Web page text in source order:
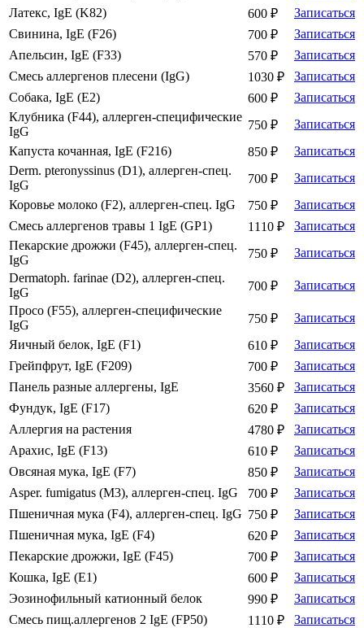
Латекс, IgE (K82)
600 ₽
Записаться
Свинина, IgE (F26)
700 ₽
Записаться
Апельсин, IgE (F33)
570 ₽
Записаться
Смесь аллергенов плесени (IgG)
1030 ₽
Записаться
Собака, IgE (E2)
600 ₽
Записаться
Клубника (F44), аллерген-специфические
IgG
750 ₽
Записаться
Капуста кочанная, IgE (F216)
850 ₽
Записаться
Derm. pteronyssinus (D1), аллерген-спец.
IgG
700 ₽
Записаться
Коровье молоко (F2), аллерген-спец. IgG
750 ₽
Записаться
Смесь аллергенов травы 1 IgE (GP1)
1110 ₽
Записаться
Пекарские дрожжи (F45), аллерген-спец.
IgG
750 ₽
Записаться
Dermatoph. farinae (D2), аллерген-спец.
IgG
700 ₽
Записаться
Просо (F55), аллерген-специфические
IgG
750 ₽
Записаться
Яичный белок, IgE (F1)
610 ₽
Записаться
Грейпфрут, IgE (F209)
700 ₽
Записаться
Панель разные аллергены, IgE
3560 ₽
Записаться
Фундук, IgE (F17)
620 ₽
Записаться
Аллергия на растения
4780 ₽
Записаться
Арахис, IgE (F13)
610 ₽
Записаться
Овсяная мука, IgE (F7)
850 ₽
Записаться
Asper. fumigatus (М3), аллерген-спец. IgG
700 ₽
Записаться
Пшеничная мука (F4), аллерген-спец. IgG 750 ₽
Записаться
Пшеничная мука, IgE (F4)
620 ₽
Записаться
Пекарские дрожжи, IgE (F45)
700 ₽
Записаться
Кошка, IgE (E1)
600 ₽
Записаться
Эозинофильный катионный белок
990 ₽
Записаться
Смесь пищ.аллергенов 2 IgE (FP50)
1110 ₽
Записаться